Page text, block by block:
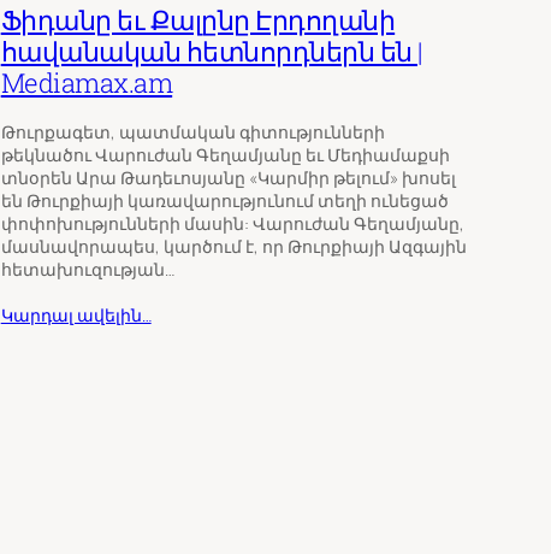
Ֆիդանը եւ Քալընը Էրդողանի
հավանական հետնորդներն են |
Mediamax.am
Թուրքագետ, պատմական գիտությունների
թեկնածու Վարուժան Գեղամյանը եւ Մեդիամաքսի
տնօրեն Արա Թադեւոսյանը «Կարմիր թելում» խոսել
են Թուրքիայի կառավարությունում տեղի ունեցած
փոփոխությունների մասին: Վարուժան Գեղամյանը,
մասնավորապես, կարծում է, որ Թուրքիայի Ազգային
հետախուզության…
Կարդալ ավելին…